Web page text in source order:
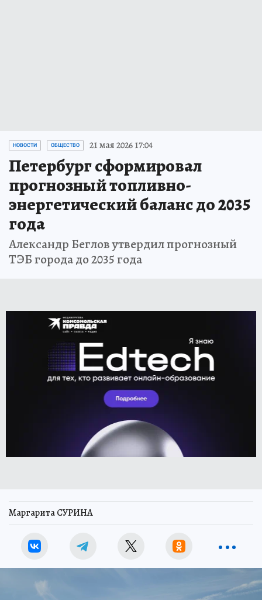
НОВОСТИ ОБЩЕСТВО 21 мая 2026 17:04
Петербург сформировал
прогнозный топливно-
энергетический баланс до 2035
года
Александр Беглов утвердил прогнозный
ТЭБ города до 2035 года
Маргарита СУРИНА